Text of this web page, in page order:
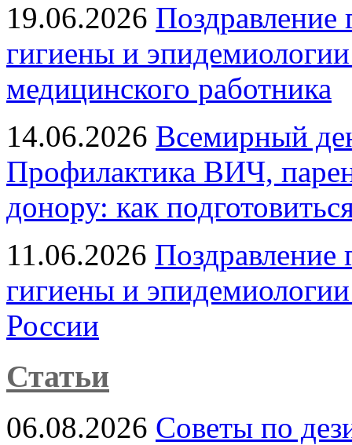
19.06.2026 Поздравление
гигиены и
медицинского работника
14.06.2026 Всемирный
Профилактика ВИЧ,
донору: как
11.06.2026 Поздравление
гигиены и
России
Статьи
06.08.2026 Советы по